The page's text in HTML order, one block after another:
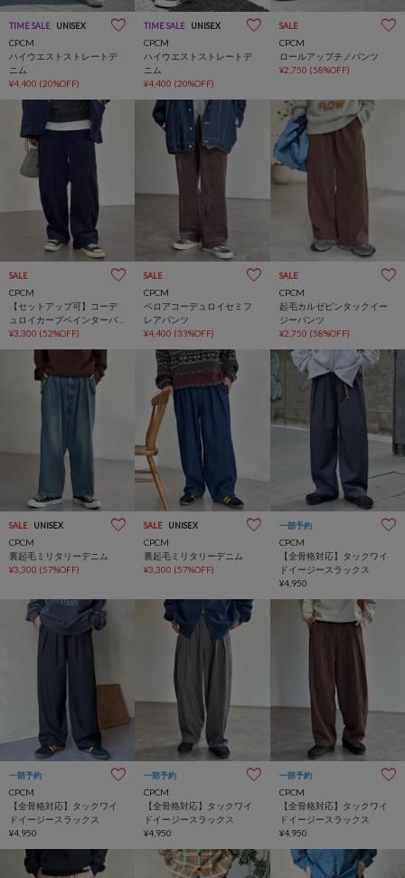
TIME SALE UNISEX
CPCM
ハイウエストストレートデ
ニム
¥4,400 (20%OFF)
TIME SALE UNISEX
CPCM
ハイウエストストレートデ
ニム
¥4,400 (20%OFF)
SALE
CPCM
ロールアップチノパンツ
¥2,750 (58%OFF)
SALE
CPCM
【セットアップ可】コーデ
ュロイカーブペインターパ
ンツ
¥3,300 (52%OFF)
SALE
CPCM
ベロアコーデュロイセミフ
レアパンツ
¥4,400 (33%OFF)
SALE
CPCM
起毛カルゼピンタックイー
ジーパンツ
¥2,750 (58%OFF)
SALE UNISEX
CPCM
裏起毛ミリタリーデニム
¥3,300 (57%OFF)
SALE UNISEX
CPCM
裏起毛ミリタリーデニム
¥3,300 (57%OFF)
一部予約
CPCM
【全骨格対応】タックワイ
ドイージースラックス
¥4,950
一部予約
CPCM
【全骨格対応】タックワイ
ドイージースラックス
¥4,950
一部予約
CPCM
【全骨格対応】タックワイ
ドイージースラックス
¥4,950
一部予約
CPCM
【全骨格対応】タックワイ
ドイージースラックス
¥4,950